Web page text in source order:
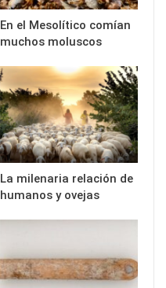
En el Mesolítico comían
muchos moluscos
La milenaria relación de
humanos y ovejas